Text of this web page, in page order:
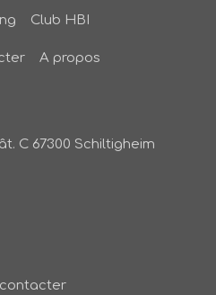
Club HBI
A propos
C 67300 Schiltigheim